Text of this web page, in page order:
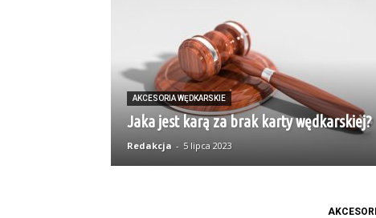
AKCESORIA WĘDKARSKIE
Jaka jest karą za brak karty wędkarskiej?
Redakcja - 5 lipca 2023